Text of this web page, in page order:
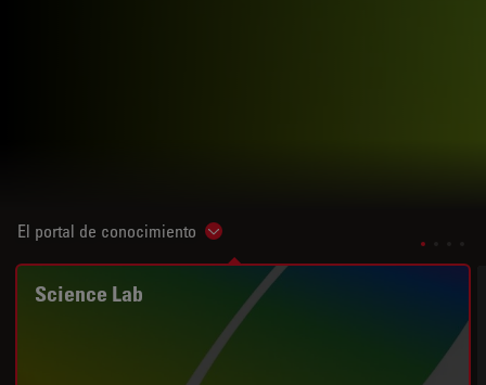
El portal de conocimiento Show subnavigation
Science Lab